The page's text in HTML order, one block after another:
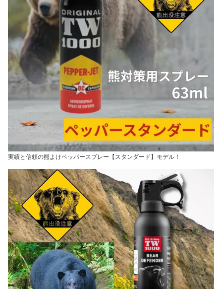
実績と信頼の熊よけペッパースプレー【スタンダード】モデル！